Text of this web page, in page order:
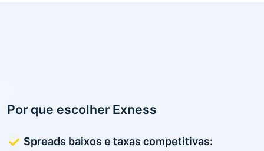
Por que escolher Exness
Spreads baixos e taxas competitivas: